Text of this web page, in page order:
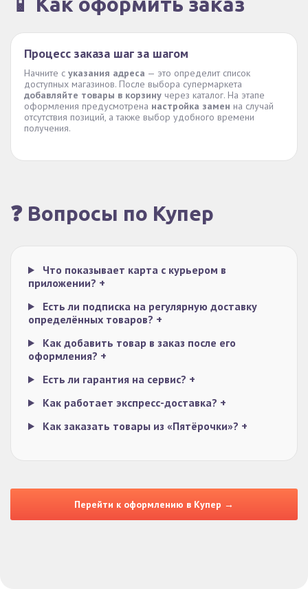
Процесс заказа шаг за шагом
Начните с указания адреса — это определит список
доступных магазинов. После выбора супермаркета
добавляйте товары в корзину через каталог. На этапе
оформления предусмотрена настройка замен на случай
отсутствия позиций, а также выбор удобного времени
получения.
❓ Вопросы по Купер
Что показывает карта с курьером в
приложении? +
Есть ли подписка на регулярную доставку
определённых товаров? +
Как добавить товар в заказ после его
оформления? +
Есть ли гарантия на сервис? +
Как работает экспресс-доставка? +
Как заказать товары из «Пятёрочки»? +
Перейти к оформлению в Купер →